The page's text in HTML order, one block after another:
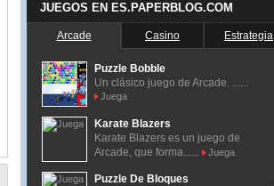
JUEGOS EN ES.PAPERBLOG.COM
Arcade Casino Estrategia
Puzzle Bobble
Un clásico juego de Arcade. ......
Juega
Karate Blazers
Karate Blazers es un juego de
Arcade, que forma......
Juega
Puzzle De Bloques